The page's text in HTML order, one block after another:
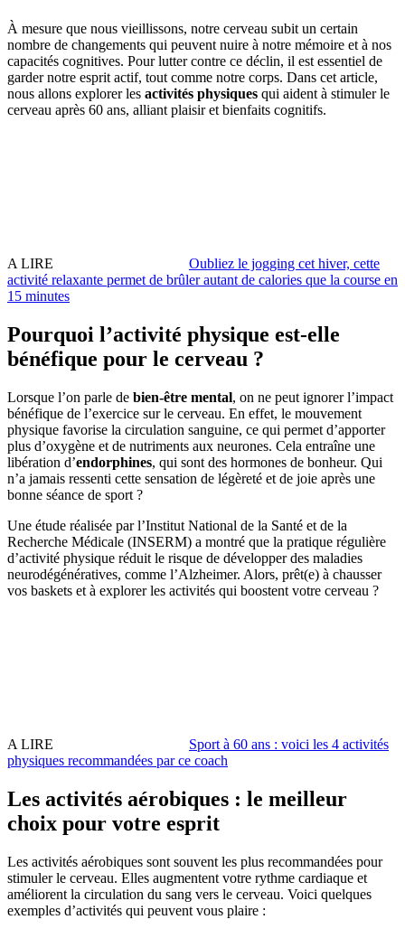
À mesure que nous vieillissons, notre cerveau subit un certain
nombre de changements qui peuvent nuire à notre mémoire et à nos
capacités cognitives. Pour lutter contre ce déclin, il est essentiel de
garder notre esprit actif, tout comme notre corps. Dans cet article,
nous allons explorer les activités physiques qui aident à stimuler le
cerveau après 60 ans, alliant plaisir et bienfaits cognitifs.
A LIRE
Oubliez le jogging cet hiver, cette
activité relaxante permet de brûler autant de calories que la course en
15 minutes
Pourquoi l’activité physique est-elle
bénéfique pour le cerveau ?
Lorsque l’on parle de bien-être mental, on ne peut ignorer l’impact
bénéfique de l’exercice sur le cerveau. En effet, le mouvement
physique favorise la circulation sanguine, ce qui permet d’apporter
plus d’oxygène et de nutriments aux neurones. Cela entraîne une
libération d’endorphines, qui sont des hormones de bonheur. Qui
n’a jamais ressenti cette sensation de légèreté et de joie après une
bonne séance de sport ?
Une étude réalisée par l’Institut National de la Santé et de la
Recherche Médicale (INSERM) a montré que la pratique régulière
d’activité physique réduit le risque de développer des maladies
neurodégénératives, comme l’Alzheimer. Alors, prêt(e) à chausser
vos baskets et à explorer les activités qui boostent votre cerveau ?
A LIRE
Sport à 60 ans : voici les 4 activités
physiques recommandées par ce coach
Les activités aérobiques : le meilleur
choix pour votre esprit
Les activités aérobiques sont souvent les plus recommandées pour
stimuler le cerveau. Elles augmentent votre rythme cardiaque et
améliorent la circulation du sang vers le cerveau. Voici quelques
exemples d’activités qui peuvent vous plaire :